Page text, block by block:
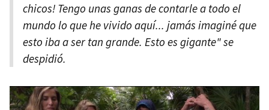
chicos! Tengo unas ganas de contarle a todo el
mundo lo que he vivido aquí... jamás imaginé que
esto iba a ser tan grande. Esto es gigante" se
despidió.